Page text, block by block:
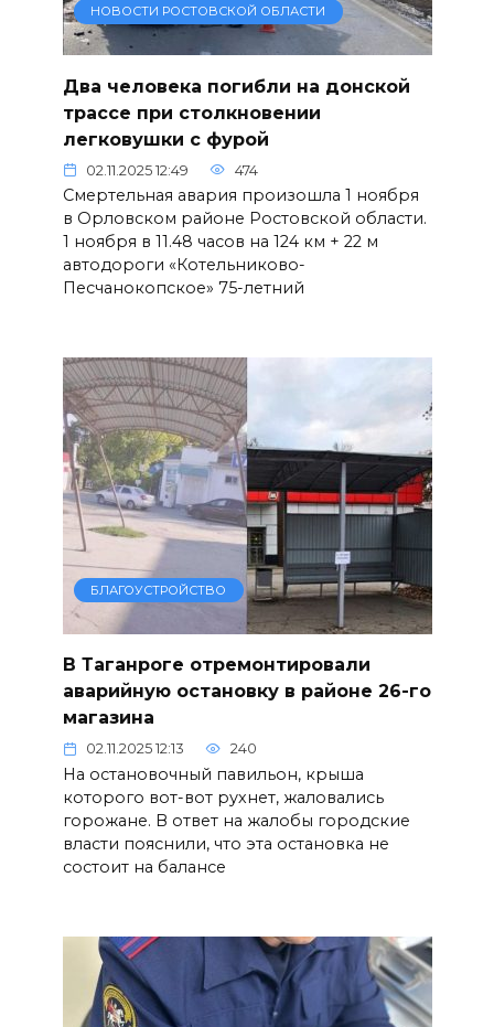
НОВОСТИ РОСТОВСКОЙ ОБЛАСТИ
Два человека погибли на донской
трассе при столкновении
легковушки с фурой
02.11.2025 12:49 474
Смертельная авария произошла 1 ноября
в Орловском районе Ростовской области.
1 ноября в 11.48 часов на 124 км + 22 м
автодороги «Котельниково-
Песчанокопское» 75-летний
БЛАГОУСТРОЙСТВО
В Таганроге отремонтировали
аварийную остановку в районе 26-го
магазина
02.11.2025 12:13 240
На остановочный павильон, крыша
которого вот-вот рухнет, жаловались
горожане. В ответ на жалобы городские
власти пояснили, что эта остановка не
состоит на балансе